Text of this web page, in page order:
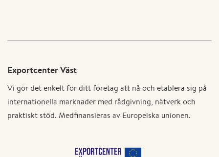
Exportcenter Väst
Vi gör det enkelt för ditt företag att nå och etablera sig på
internationella marknader med rådgivning, nätverk och
praktiskt stöd. Medfinansieras av Europeiska unionen.